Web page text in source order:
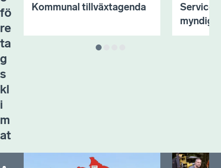
fö
re
ta
g
s
kl
i
m
at
Kommunal tillväxtagenda